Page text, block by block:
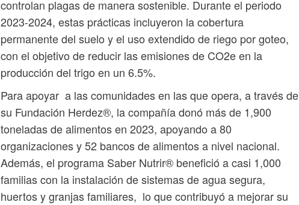
controlan plagas de manera sostenible. Durante el periodo
2023-2024, estas prácticas incluyeron la cobertura
permanente del suelo y el uso extendido de riego por goteo,
con el objetivo de reducir las emisiones de CO2e en la
producción del trigo en un 6.5%.
Para apoyar a las comunidades en las que opera, a través de
su Fundación Herdez®, la compañía donó más de 1,900
toneladas de alimentos en 2023, apoyando a 80
organizaciones y 52 bancos de alimentos a nivel nacional.
Además, el programa Saber Nutrir® benefició a casi 1,000
familias con la instalación de sistemas de agua segura,
huertos y granjas familiares, lo que contribuyó a mejorar su